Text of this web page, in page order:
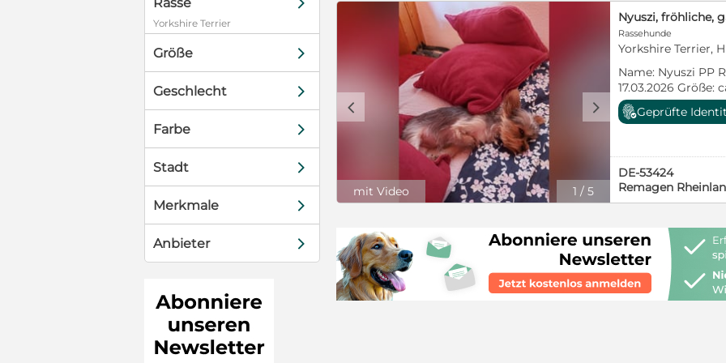
Yorkshire Terrier
Größe d
Geschlecht d
Farbe d
Stadt d
Merkmale d
Anbieter d
1 /5
c d
mit Video
Rassehunde
Yorkshire Terrier,
Name: Nyuszi PP
17.03.2026 Größe:
Geschlecht:
Aufenthaltsort:
und auf der
Leben. Zurzeit
Pflegestelle in
wohne. Dort
neugierig und
Welpentypisch
spielen, kuscheln
Menschen viele
freundlich, offen
Geprüfte
DE-53424
Remagen